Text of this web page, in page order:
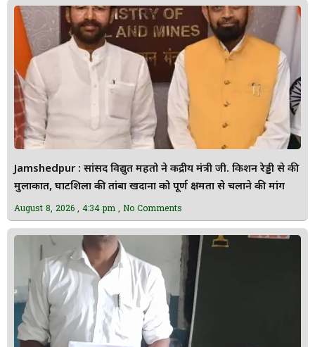
Jamshedpur : सांसद विद्युत महतो ने केंद्रीय मंत्री जी. किशन रेड्डी से की
मुलाकात, घाटशिला की तांबा खदानों को पूर्ण क्षमता से चलाने की मांग
August 8, 2026 4:34 pm No Comments